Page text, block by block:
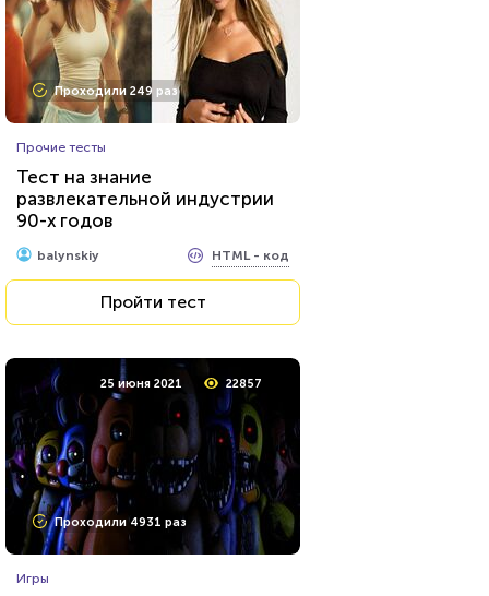
Проходили 249 раз
Прочие тесты
Тест на знание
развлекательной индустрии
90-х годов
balynskiy HTML - код
Пройти тест
25 июня 2021 22857
Проходили 4931 раз
Игры